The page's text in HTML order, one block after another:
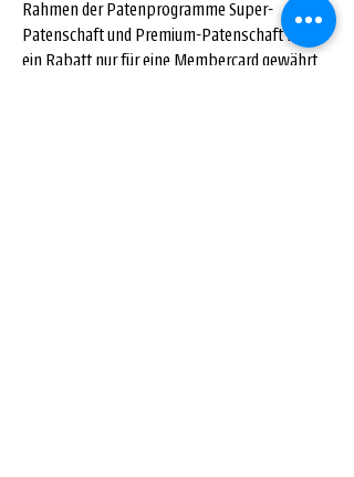
Rahmen der Patenprogramme Super-
Patenschaft und Premium-Patenschaft kann
ein Rabatt nur für eine Membercard gewährt